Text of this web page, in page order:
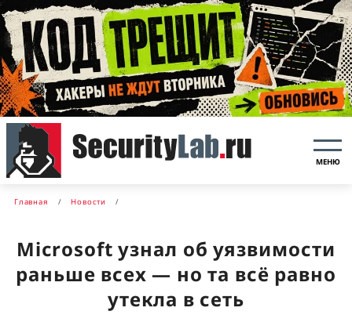
МЕНЮ
Главная Новости
Microsoft узнал об уязвимости
раньше всех — но та всё равно
утекла в сеть